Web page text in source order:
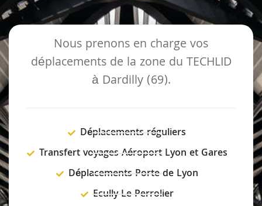
Nous prenons en charge vos
déplacements de la zone du TECHLID
à Dardilly (69).
Déplacements réguliers
Transfert voyages Aéroport Lyon et Gares
Déplacements Porte de Lyon
Ecully Le Perrolier